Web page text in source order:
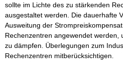
sollte im Lichte des zu stärkenden
ausgestaltet werden. Die dauerhafte
Ausweitung der
Rechenzentren angewendet werden,
zu dämpfen. Überlegungen zum
Rechenzentren mitberücksichtigen.